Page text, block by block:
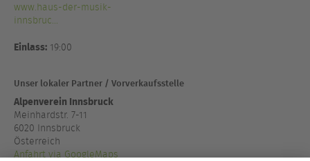
www.haus-der-musik-
innsbruc...
Einlass: 19:00
Unser lokaler Partner / Vorverkaufsstelle
Alpenverein Innsbruck
Meinhardstr. 7-11
6020 Innsbruck
Österreich
Anfahrt via GoogleMaps